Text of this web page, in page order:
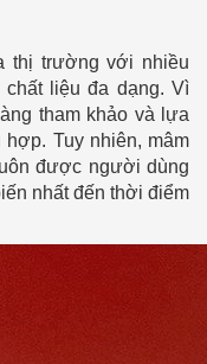
thị trường với nhiều
liệu đa dạng. Vì
tham khảo và lựa
Tuy nhiên, mâm
được người dùng
nhất đến thời điểm